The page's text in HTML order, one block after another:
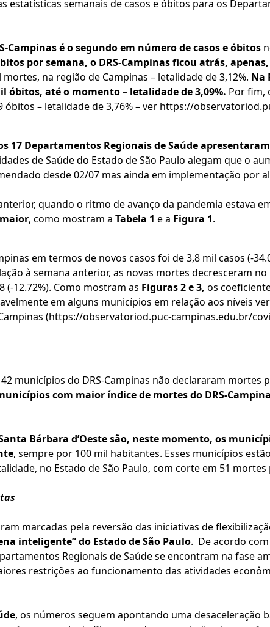
estatísticas semanais de casos e óbitos para os
Campinas é o segundo em número de casos e óbitos
por semana, o DRS-Campinas ficou atrás,
mortes, na região de Campinas – letalidade de 3,12%. Na
óbitos, até o momento – letalidade de 3,09%. Por fim,
– letalidade de 3,76% – ver https://
17 Departamentos Regionais de Saúde
de Saúde do Estado de São Paulo alegam que o
desde 02/07 mas ainda em implementação por
quando o ritmo de avanço da pandemia estava
, como mostram a Tabela 1 e a Figura 1.
em termos de novos casos foi de 3,8 mil casos (-
à semana anterior, as novas mortes decresceram no
(-12.72%). Como mostram as Figuras 2 e 3, os
em alguns municípios em relação aos níveis
(https://observatoriod.puc-campinas.edu.br/
municípios do DRS-Campinas não declararam mortes
com maior índice de mortes do DRS-
Bárbara d’Oeste são, neste momento, os
, sempre por 100 mil habitantes. Esses municípios
no Estado de São Paulo, com corte em 51
marcadas pela reversão das iniciativas de
inteligente” do Estado de São Paulo. De acordo
Regionais de Saúde se encontram na fase
restrições ao funcionamento das atividades
, os números seguem apontando uma desaceleração